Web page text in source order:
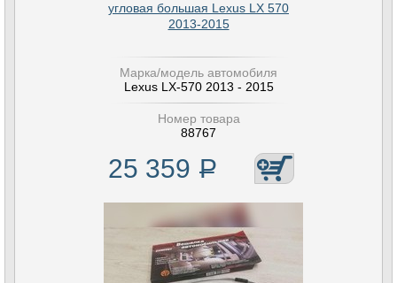
угловая большая Lexus LX 570
2013-2015
Марка/модель автомобиля
Lexus LX-570 2013 - 2015
Номер товара
88767
25 359 Р